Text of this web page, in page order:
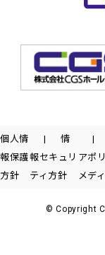
個人情
報保護
方針
情
報セキュリ
ティ方針
アポ
メデ
© Copyright